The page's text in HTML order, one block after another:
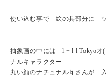
使い込む事で 絵の具部分に
抽象画の中には l + l l Tokyoオ(
ナルキャラクター
丸い顔のナチュナル♮さんが